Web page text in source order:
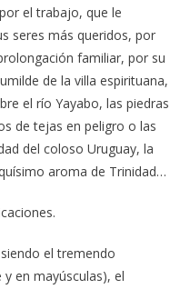
el trabajo, que le
seres más queridos, por
familiar, por su
de la villa espirituana,
el río Yayabo, las piedras
de tejas en peligro o las
del coloso Uruguay, la
aroma de Trinidad…
el tremendo
en mayúsculas), el